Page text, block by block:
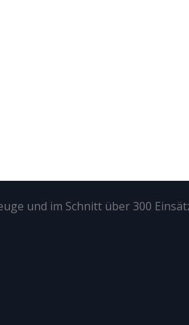
und im Schnitt über 300